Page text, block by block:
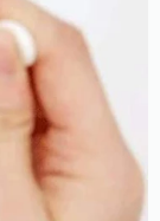
що має
Проблеми
вирішує
а також
відчуття
екстракти